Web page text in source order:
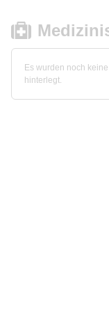
Es wurden noch
hinterlegt.